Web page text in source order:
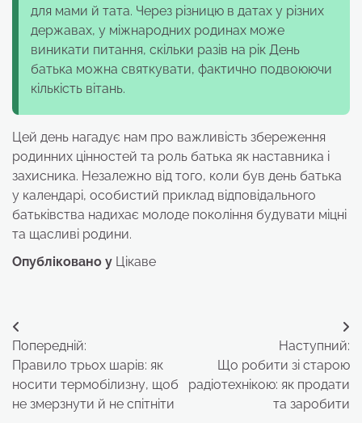
для мами й тата. Через різницю в датах у різних
державах, у міжнародних родинах може
виникати питання, скільки разів на рік День
батька можна святкувати, фактично подвоюючи
кількість вітань.
Цей день нагадує нам про важливість збереження
родинних цінностей та роль батька як наставника і
захисника. Незалежно від того, коли був день батька
у календарі, особистий приклад відповідального
батьківства надихає молоде покоління будувати міцні
та щасливі родини.
Опубліковано у Цікаве
Навігація
записів
Попередній:
Правило трьох шарів: як
носити термобілизну, щоб
не змерзнути й не спітніти
Наступний:
Що робити зі старою
радіотехнікою: як продати
та заробити